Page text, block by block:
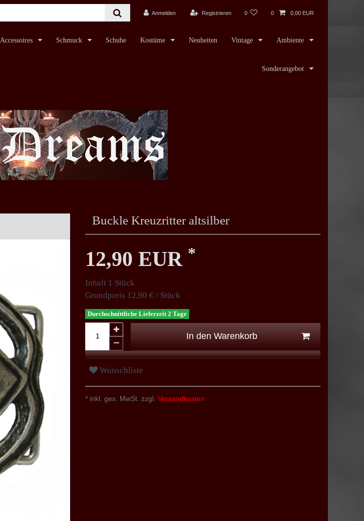
Anmelden Registrieren 0 0 0,00 EUR
Accessoires Schmuck Schuhe Kostüme Neuheiten Vintage Ambiente
Sonderangebot
Buckle Kreuzritter altsilber
12,90 EUR *
Inhalt 1 Stück
Grundpreis 12,90 € / Stück
Durchschnittliche Lieferzeit 2 Tage
In den Warenkorb
Wunschliste
* inkl. ges. MwSt. zzgl. Versandkosten